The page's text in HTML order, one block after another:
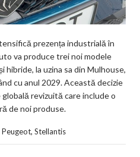
prezența industrială în
va produce trei noi modele
la uzina sa din Mulhouse,
cu anul 2029. Această decizie
revizuită care include o
de noi produse.
Peugeot, Stellantis